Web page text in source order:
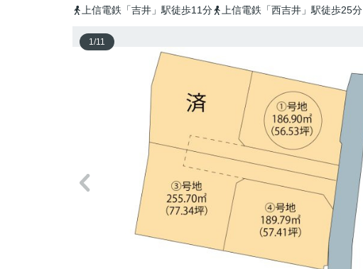
上信電鉄「吉井」駅徒歩11分
上信電鉄「西吉井」駅徒歩25分
1/11